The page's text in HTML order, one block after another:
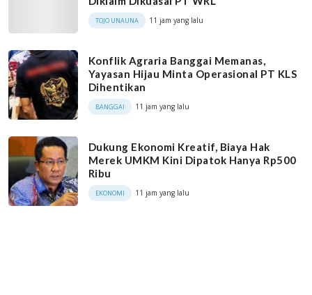
TOJO UNAUNA 11 jam yang lalu
Konflik Agraria Banggai Memanas,
Yayasan Hijau Minta Operasional PT KLS
Dihentikan
BANGGAI 11 jam yang lalu
Dukung Ekonomi Kreatif, Biaya Hak
Merek UMKM Kini Dipatok Hanya Rp500
Ribu
EKONOMI 11 jam yang lalu